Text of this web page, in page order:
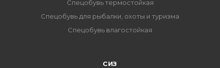
Спецобувь термостойкая
Спецобувь для рыбалки, охоты и туризма
Спецобувь влагостойкая
СИЗ